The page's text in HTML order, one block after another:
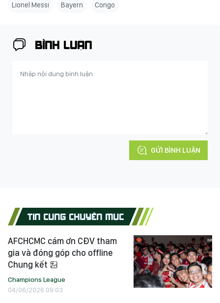
Lionel Messi Bayern Congo
BÌNH LUẬN
GỬI BÌNH LUẬN
TIN CÙNG CHUYÊN MỤC
AFCHCMC cám ơn CĐV tham
gia và đóng góp cho offline
Chung kết
Champions League
04/06/2026 09:03